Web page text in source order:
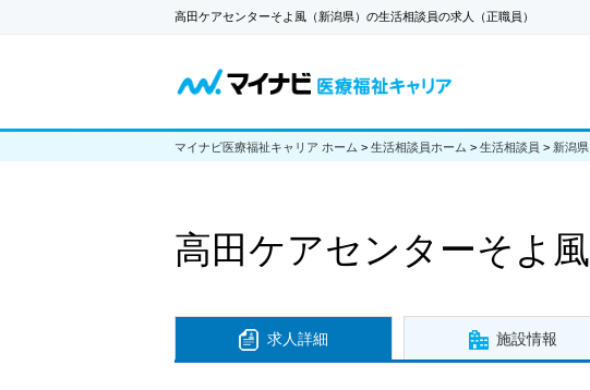
高田ケアセンターそよ風（新潟県）の生活相談員の求人（正職員）
マイナビ医療福祉キャリア ホーム > 生活相談員ホーム > 生活相談員 > 新潟県
高田ケアセンターそよ風
求人詳細 施設情報